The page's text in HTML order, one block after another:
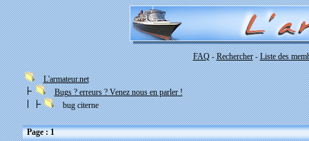
FAQ-Rechercher-Liste des
L'armateur.net
Bugs ? erreurs ? Venez nous en parler !
bug citerne
Page : 1